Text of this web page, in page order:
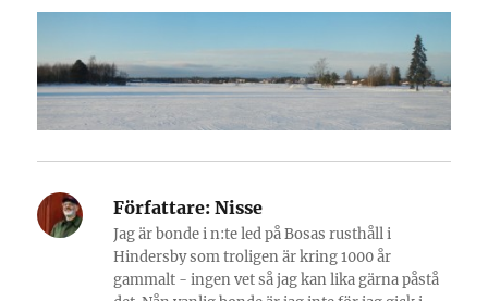
Författare: Nisse
Jag är bonde i n:te led på Bosas rusthåll i
Hindersby som troligen är kring 1000 år
gammalt - ingen vet så jag kan lika gärna påstå